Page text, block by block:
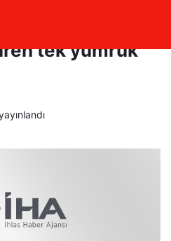
“Bu
tek yumruk